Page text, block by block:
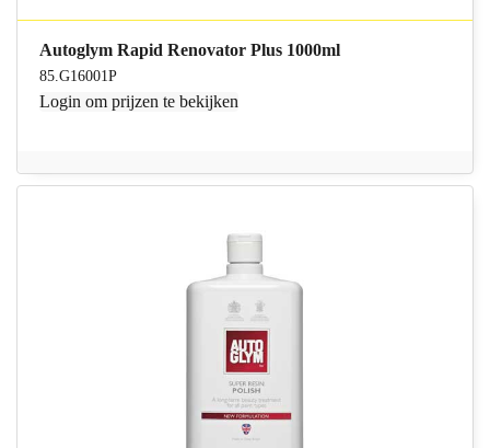
Autoglym Rapid Renovator Plus 1000ml
85.G16001P
Login om prijzen te bekijken